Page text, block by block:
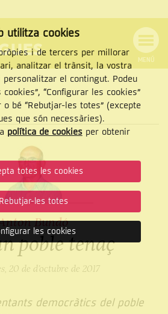
MENÚ
CERCAR
Bundó
poble tenaç
20 de d’octubre de 2017
democràtics del poble
utilitza cookies
i de tercers per millorar
analitzar el trànsit, la vostra
personalitzar el contingut. Podeu
“Configurar les cookies”
o bé “Rebutjar-les totes” (excepte
que són necessàries).
política de cookiesper obtenir
totes les cookies
Rebutjar-les totes
les cookies